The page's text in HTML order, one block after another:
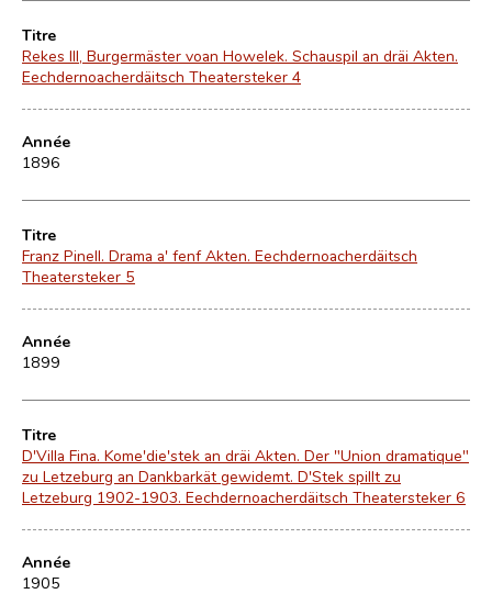
Titre
Rekes III, Burgermäster voan Howelek. Schauspil an dräi Akten.
Eechdernoacherdäitsch Theatersteker 4
Année
1896
Titre
Franz Pinell. Drama a' fenf Akten. Eechdernoacherdäitsch
Theatersteker 5
Année
1899
Titre
D'Villa Fina. Kome'die'stek an dräi Akten. Der "Union dramatique"
zu Letzeburg an Dankbarkät gewidemt. D'Stek spillt zu
Letzeburg 1902-1903. Eechdernoacherdäitsch Theatersteker 6
Année
1905